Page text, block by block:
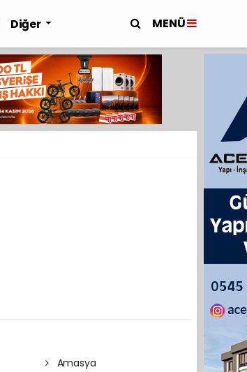
Diğer MENÜ
Amasya